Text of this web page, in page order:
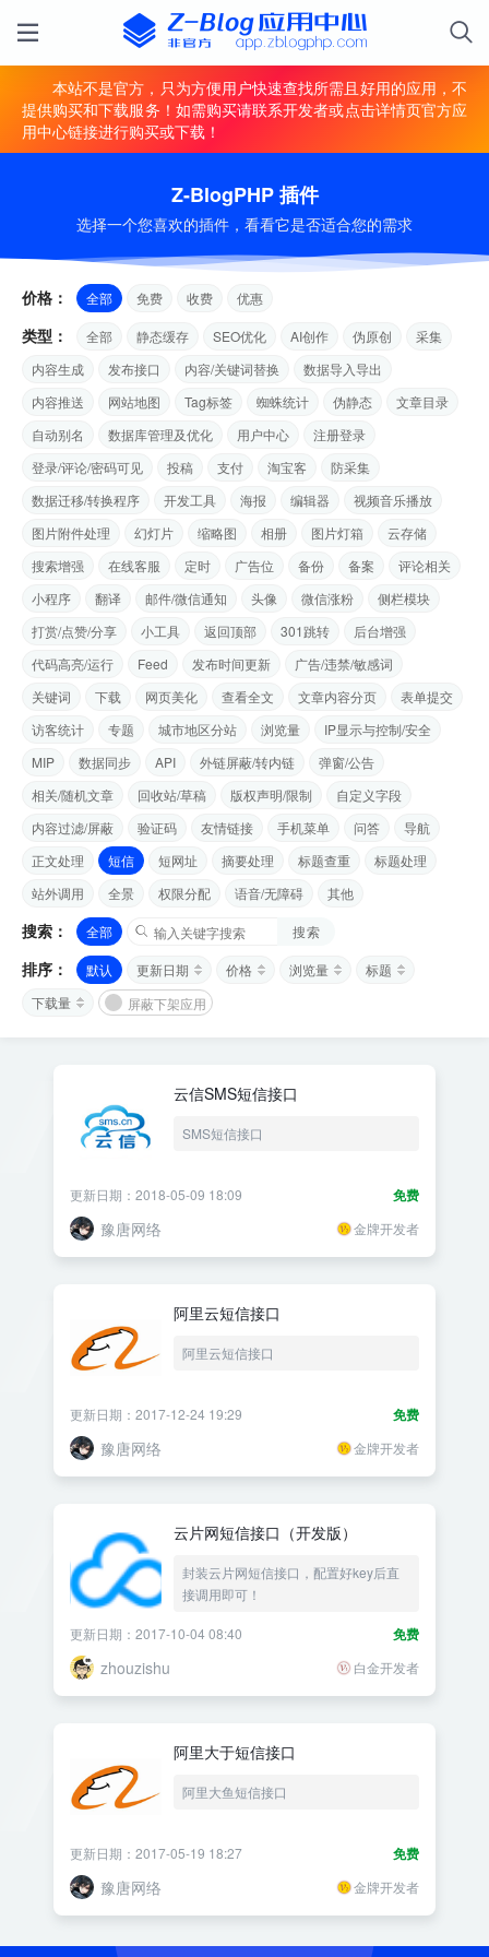
本站不是官方，只为方便用户快速查找所需且好用的应用，不
提供购买和下载服务！如需购买请联系开发者或点击详情页官方应
用中心链接进行购买或下载！
Z-BlogPHP 插件
选择一个您喜欢的插件，看看它是否适合您的需求
价格： 全部 免费 收费 优惠
类型： 全部 静态缓存 SEO优化 AI创作 伪原创
采集
内容生成
发布接口 内容/关键词替换
数据导入导出
内容推送
网站地图 Tag标签 蜘蛛统计 伪静态
文章目录
自动别名
数据库管理及优化 用户中心
注册登录
登录/评论/密码可见
投稿 支付 淘宝客
防采集
数据迁移/转换程序
开发工具 海报 编辑器
视频音乐播放
图片附件处理
幻灯片 缩略图 相册 图片灯箱
云存储
搜索增强
在线客服 定时 广告位 备份 备案
评论相关
小程序
翻译 邮件/微信通知 头像 微信涨粉
侧栏模块
打赏/点赞/分享
小工具 返回顶部 301跳转
后台增强
代码高亮/运行
Feed 发布时间更新
广告/违禁/敏感词
关键词
下载 网页美化 查看全文 文章内容分页
表单提交
访客统计
专题 城市地区分站 浏览量
IP显示与控制/安全
MIP
数据同步 API 外链屏蔽/转内链
弹窗/公告
相关/随机文章
回收站/草稿 版权声明/限制
自定义字段
内容过滤/屏蔽
验证码 友情链接 手机菜单 问答
导航
正文处理
短信 短网址 摘要处理 标题查重
标题处理
站外调用
全景 权限分配 语音/无障碍 其他
搜索： 全部 搜索
排序： 默认 更新日期 价格 浏览量
标题
下载量
屏蔽下架应用
云信SMS短信接口
SMS短信接口
免费
更新日期：2018-05-09 18:09
豫唐网络 金牌开发者
阿里云短信接口
阿里云短信接口
免费
更新日期：2017-12-24 19:29
豫唐网络 金牌开发者
云片网短信接口（开发版）
封装云片网短信接口，配置好key后直
接调用即可！
免费
更新日期：2017-10-04 08:40
zhouzishu 白金开发者
阿里大于短信接口
阿里大鱼短信接口
免费
更新日期：2017-05-19 18:27
豫唐网络 金牌开发者